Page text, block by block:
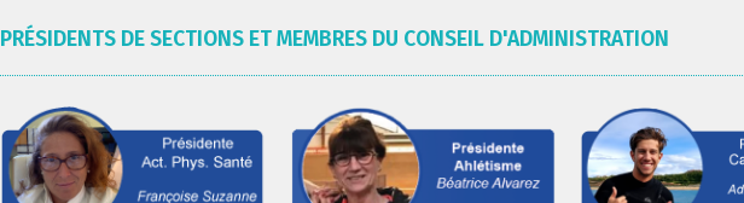
PRÉSIDENTS DE SECTIONS ET MEMBRES DU CONSEIL D'ADMINISTRATION